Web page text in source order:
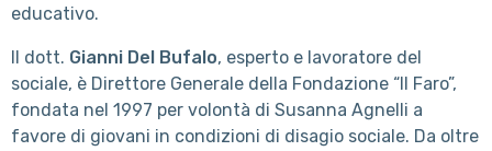
educativo.
Il dott. Gianni Del Bufalo, esperto e lavoratore del
sociale, è Direttore Generale della Fondazione “Il Faro”,
fondata nel 1997 per volontà di Susanna Agnelli a
favore di giovani in condizioni di disagio sociale. Da oltre